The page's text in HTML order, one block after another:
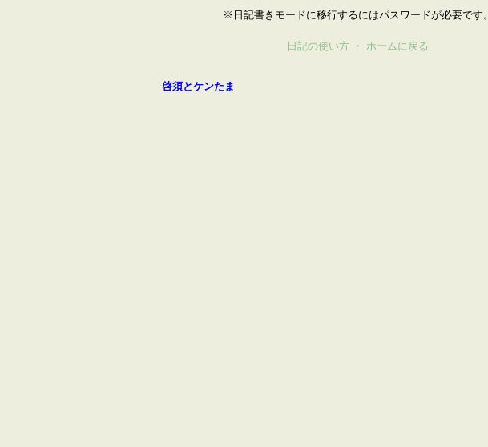
※日記書きモードに移行するにはパスワードが必要です。
日記の使い方 ・ ホームに戻る
啓須とケンたま